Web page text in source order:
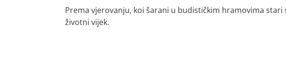
Prema vjerovanju, koi šarani u budističkim hramovima stari
životni vijek.